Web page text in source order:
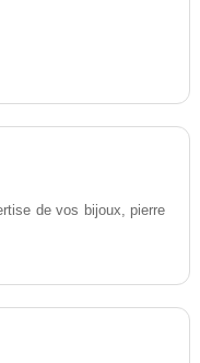
de vos bijoux, pierre